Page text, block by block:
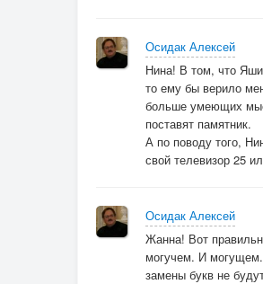
Осидак Алексей
Нина! В том, что
то ему бы верило
больше умеющих
поставят памятник.
А по поводу того,
свой телевизор 25
Осидак Алексей
Жанна! Вот
могучем. И
замены букв не